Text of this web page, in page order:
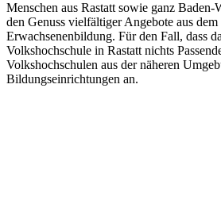
Menschen aus Rastatt sowie ganz
den Genuss vielfältiger Angebote aus
Erwachsenenbildung. Für den Fall, dass
Volkshochschule in Rastatt nichts
Volkshochschulen aus der näheren
Bildungseinrichtungen an.